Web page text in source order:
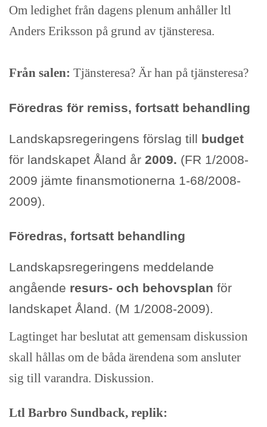
Om ledighet från dagens plenum anhåller ltl
Anders Eriksson på grund av tjänsteresa.
Från salen: Tjänsteresa? Är han på tjänsteresa?
Föredras för remiss, fortsatt behandling
Landskapsregeringens förslag till budget
för landskapet Åland år 2009. (FR 1/2008-
2009 jämte finansmotionerna 1-68/2008-
2009).
Föredras, fortsatt behandling
Landskapsregeringens meddelande
angående resurs- och behovsplan för
landskapet Åland. (M 1/2008-2009).
Lagtinget har beslutat att gemensam diskussion
skall hållas om de båda ärendena som ansluter
sig till varandra. Diskussion.
Ltl Barbro Sundback, replik: